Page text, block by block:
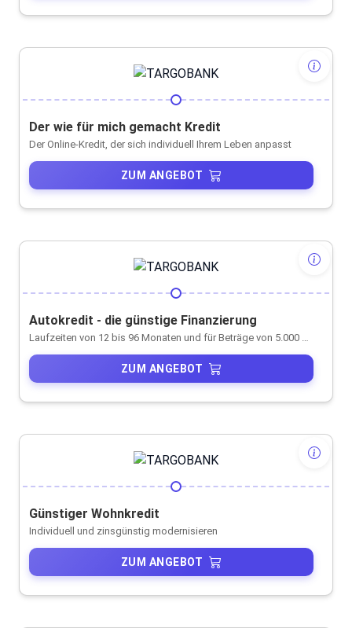
Der wie für mich gemacht Kredit
Der Online-Kredit, der sich individuell Ihrem Leben anpasst
ZUM ANGEBOT
Autokredit - die günstige Finanzierung
ZUM ANGEBOT
Günstiger Wohnkredit
Individuell und zinsgünstig modernisieren
ZUM ANGEBOT